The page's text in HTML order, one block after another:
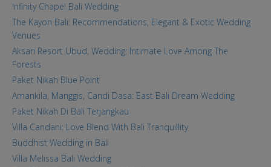
Infinity Chapel Bali Wedding
The Kayon Bali: Recommendations, Elegant & Exotic Wedding
Venues
Aksari Resort Ubud, Wedding: Intimate Love Among The
Forests
Paket Nikah Blue Point
Amankila, Manggis, Candi Dasa: East Bali Dream Wedding
Paket Nikah Di Bali Terjangkau
Villa Candani: Love Blend With Bali Tranquillity
Buddhist Wedding in Bali
Villa Melissa Bali Wedding